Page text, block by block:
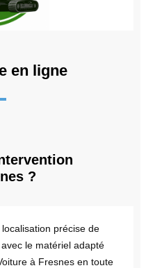
en ligne
?
précise de
le matériel adapté
à Fresnes en toute